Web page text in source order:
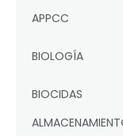
APPCC
BIOLOGÍA
BIOCIDAS